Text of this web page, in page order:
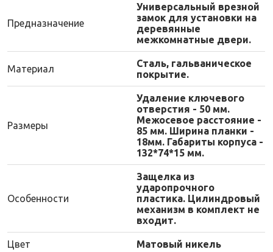
Предназначение
Универсальный врезной
замок для установки на
деревянные
межкомнатные двери.
Материал
Сталь, гальваническое
покрытие.
Размеры
Удаление ключевого
отверстия - 50 мм.
Межосевое расстояние -
85 мм. Ширина планки -
18мм. Габариты корпуса -
132*74*15 мм.
Особенности
Защелка из
ударопрочного
пластика. Цилиндровый
механизм в комплект не
входит.
Цвет Матовый никель